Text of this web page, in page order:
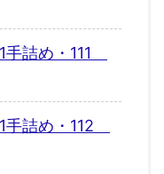
詰め・111
手詰め・112